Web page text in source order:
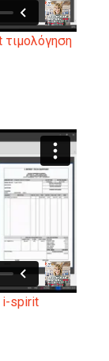
τιμολόγηση
i-spirit